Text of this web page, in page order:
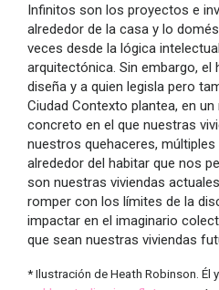
Infinitos son los proyectos e
alrededor de la casa y lo
veces desde la lógica
arquitectónica. Sin embargo, el
diseña y a quien legisla pero
Ciudad Contexto plantea, en
concreto en el que nuestras
nuestros quehaceres,
alrededor del habitar que nos
son nuestras viviendas
romper con los límites de la
impactar en el imaginario
que sean nuestras viviendas
* Ilustración de Heath Robinson. Él